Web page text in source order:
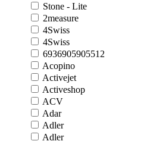
Stone - Lite
2measure
4Swiss
4Swiss
6936905905512
Acopino
Activejet
Activeshop
ACV
Adar
Adler
Adler